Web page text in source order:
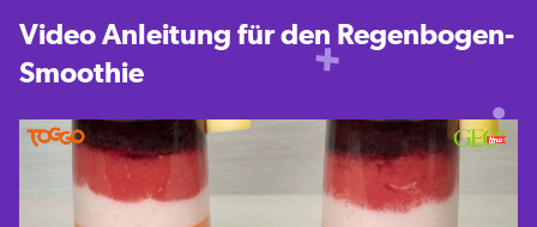
Video Anleitung für den Regenbogen-
Smoothie